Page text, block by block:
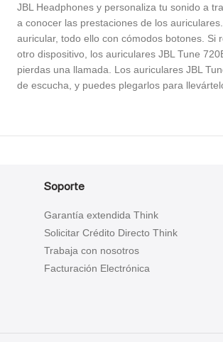
JBL Headphones y personaliza tu sonido a
a conocer las prestaciones de los
auricular, todo ello con cómodos botones.
otro dispositivo, los auriculares JBL Tune
pierdas una llamada. Los auriculares JBL
de escucha, y puedes plegarlos para
Soporte
Garantía extendida Think
Solicitar Crédito Directo Think
Trabaja con nosotros
Facturación Electrónica